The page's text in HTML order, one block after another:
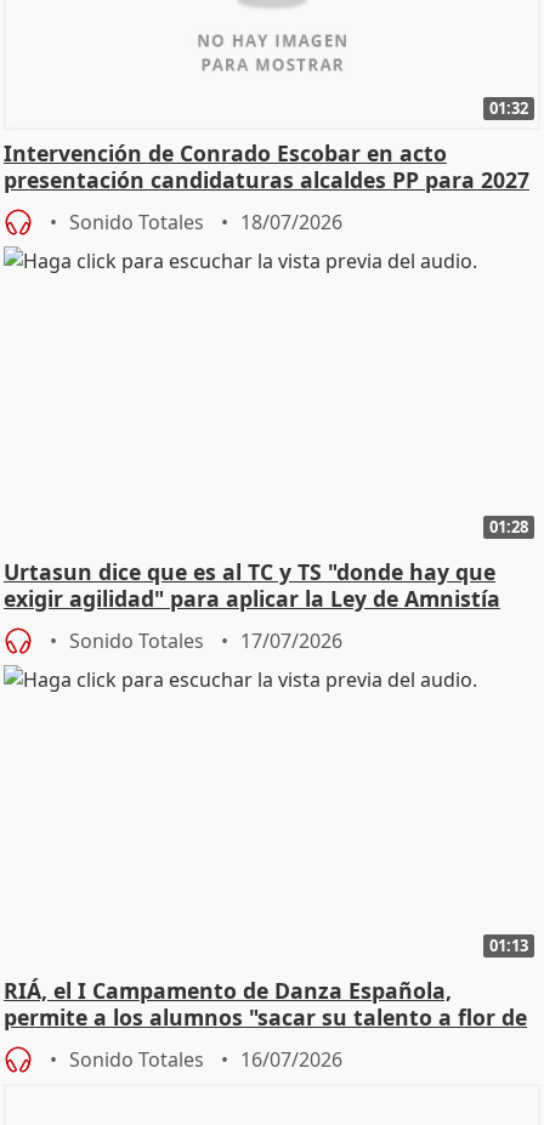
01:32
Intervención de Conrado Escobar en acto
presentación candidaturas alcaldes PP para 2027
Sonido Totales 18/07/2026
01:28
Urtasun dice que es al TC y TS "donde hay que
exigir agilidad" para aplicar la Ley de Amnistía
Sonido Totales 17/07/2026
01:13
RIÁ, el I Campamento de Danza Española,
permite a los alumnos "sacar su talento a flor de
piel"
Sonido Totales 16/07/2026